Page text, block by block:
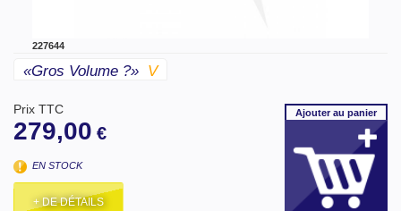
227644
«gros Volume ?» V
Prix TTC
279,00 €
EN STOCK
+ DE DÉTAILS
Ajouterau panier